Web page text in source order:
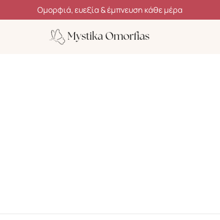
Ανακάλυψε μυστικά ομορφιάς, ευεξίας και αυτοφροντίδας